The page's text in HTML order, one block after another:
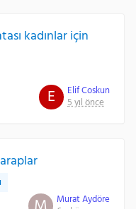
kadınlar için
E
Elif Coskun
5 yıl önce
Murat Aydöre